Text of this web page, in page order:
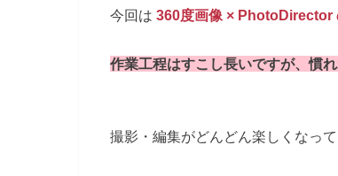
今回は 360度画像 × PhotoDirector
作業工程はすこし長いですが、慣
撮影・編集がどんどん楽しくなっ